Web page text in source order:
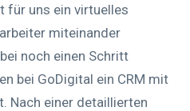
für uns ein virtuelles
miteinander
noch einen Schritt
bei GoDigital ein CRM mit
Nach einer detaillierten